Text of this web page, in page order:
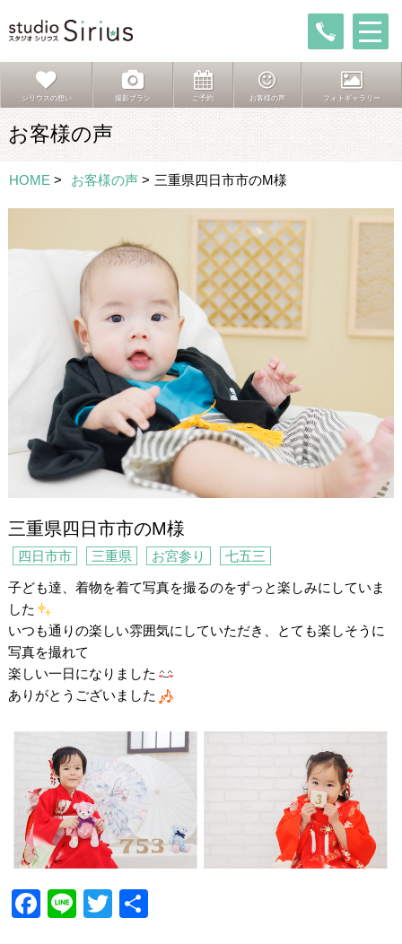
シリウスの想い 撮影プラン ご予約 お客様の声 フォトギャラリー
お客様の声
HOME > お客様の声 > 三重県四日市市のM様
三重県四日市市のM様
四日市市 三重県 お宮参り 七五三
子ども達、着物を着て写真を撮るのをずっと楽しみにしていま
した
いつも通りの楽しい雰囲気にしていただき、とても楽しそうに
写真を撮れて
楽しい一日になりました
ありがとうございました
F
Li
T